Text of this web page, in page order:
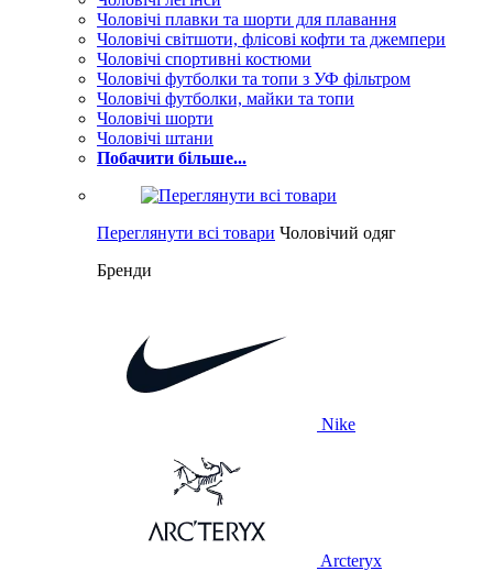
Чоловічі плавки та шорти для плавання
Чоловічі світшоти, флісові кофти та джемпери
Чоловічі спортивні костюми
Чоловічі футболки та топи з УФ фільтром
Чоловічі футболки, майки та топи
Чоловічі шорти
Чоловічі штани
Побачити більше...
Переглянути всі товари Чоловічий одяг
Бренди
Nike
Arcteryx